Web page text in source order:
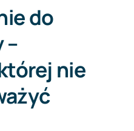
do
–
nie